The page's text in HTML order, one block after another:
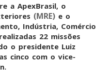
a ApexBrasil, o
(MRE) e o
Indústria, Comércio
22 missões
o presidente Luiz
cinco com o vice-